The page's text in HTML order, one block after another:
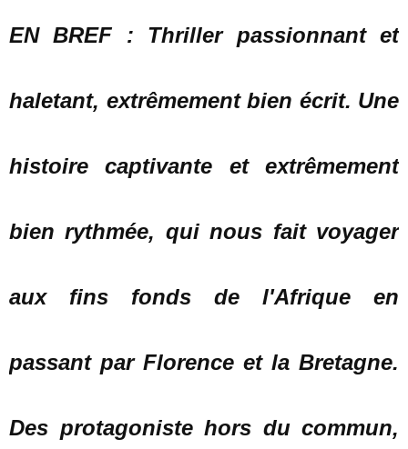
EN BREF : Thriller passionnant et
haletant, extrêmement bien écrit. Une
histoire captivante et extrêmement
bien rythmée, qui nous fait voyager
aux fins fonds de l'Afrique en
passant par Florence et la Bretagne.
Des protagoniste hors du commun,